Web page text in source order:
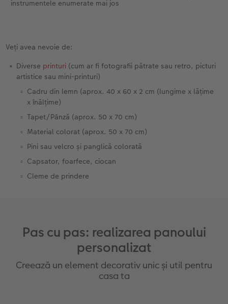
instrumentele enumerate mai jos
Veți avea nevoie de:
Diverse printuri (cum ar fi fotografii pătrate sau retro, picturi
artistice sau mini-printuri)
Cadru din lemn (aprox. 40 x 60 x 2 cm (lungime x lățime
x înălțime)
Tapet/Pânză (aprox. 50 x 70 cm)
Material colorat (aprox. 50 x 70 cm)
Pini sau velcro și panglică colorată
Capsator, foarfece, ciocan
Cleme de prindere
Pas cu pas: realizarea panoului
personalizat
Creează un element decorativ unic și util pentru
casa ta